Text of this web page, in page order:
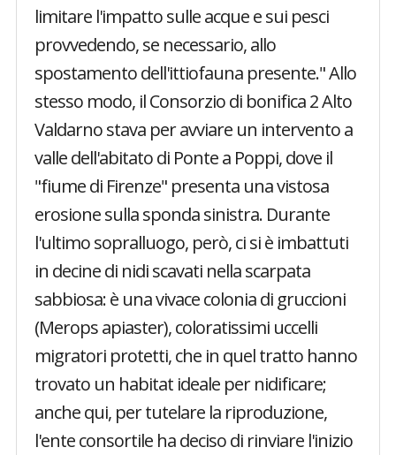
limitare l'impatto sulle acque e sui pesci
provvedendo, se necessario, allo
spostamento dell'ittiofauna presente." Allo
stesso modo, il Consorzio di bonifica 2 Alto
Valdarno stava per avviare un intervento a
valle dell'abitato di Ponte a Poppi, dove il
"fiume di Firenze" presenta una vistosa
erosione sulla sponda sinistra. Durante
l'ultimo sopralluogo, però, ci si è imbattuti
in decine di nidi scavati nella scarpata
sabbiosa: è una vivace colonia di gruccioni
(Merops apiaster), coloratissimi uccelli
migratori protetti, che in quel tratto hanno
trovato un habitat ideale per nidificare;
anche qui, per tutelare la riproduzione,
l'ente consortile ha deciso di rinviare l'inizio